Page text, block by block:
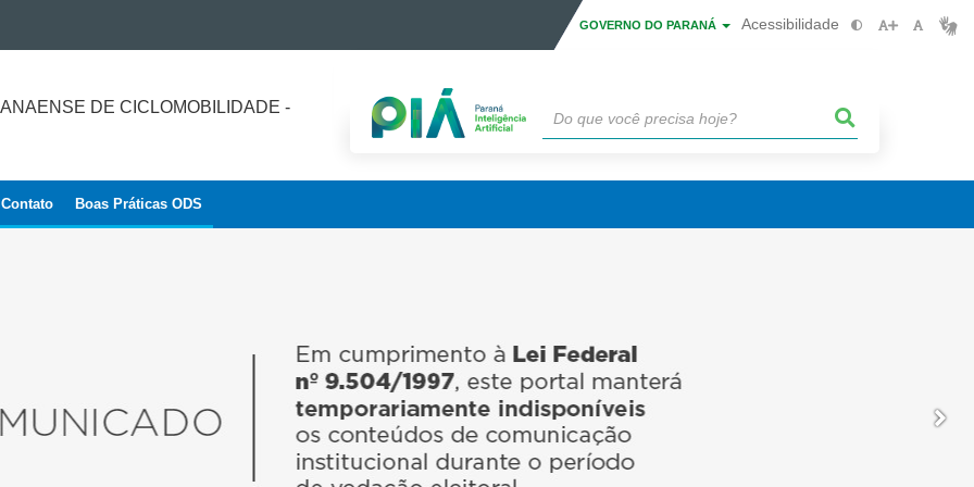
GOVERNO DO PARANÁ Acessibilidade
DE CICLOMOBILIDADE -
Contato Boas Práticas ODS